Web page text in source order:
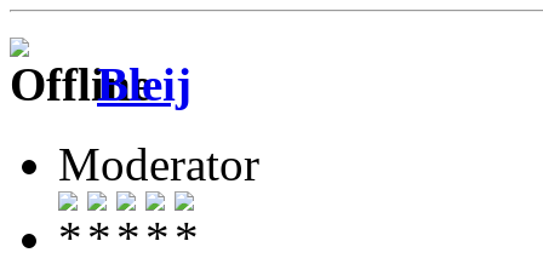
Bleij
Moderator